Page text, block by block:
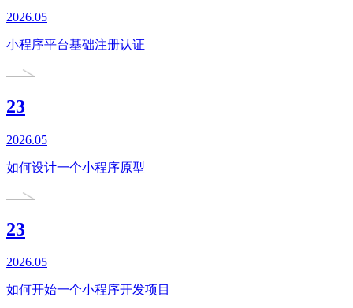
2026.05
小程序平台基础注册认证
23
2026.05
如何设计一个小程序原型
23
2026.05
如何开始一个小程序开发项目